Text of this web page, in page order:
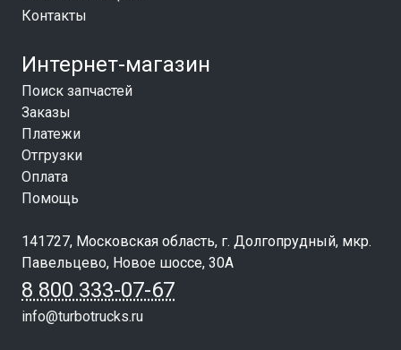
Контакты
Интернет-магазин
Поиск запчастей
Заказы
Платежи
Отгрузки
Оплата
Помощь
141727, Московская область, г. Долгопрудный, мкр.
Павельцево, Новое шоссе, 30А
8 800 333-07-67
info@turbotrucks.ru